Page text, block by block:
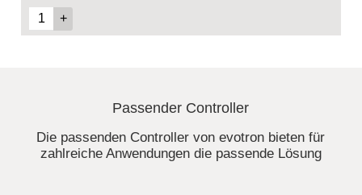
Passender Controller
Die passenden Controller von evotron bieten für
zahlreiche Anwendungen die passende Lösung